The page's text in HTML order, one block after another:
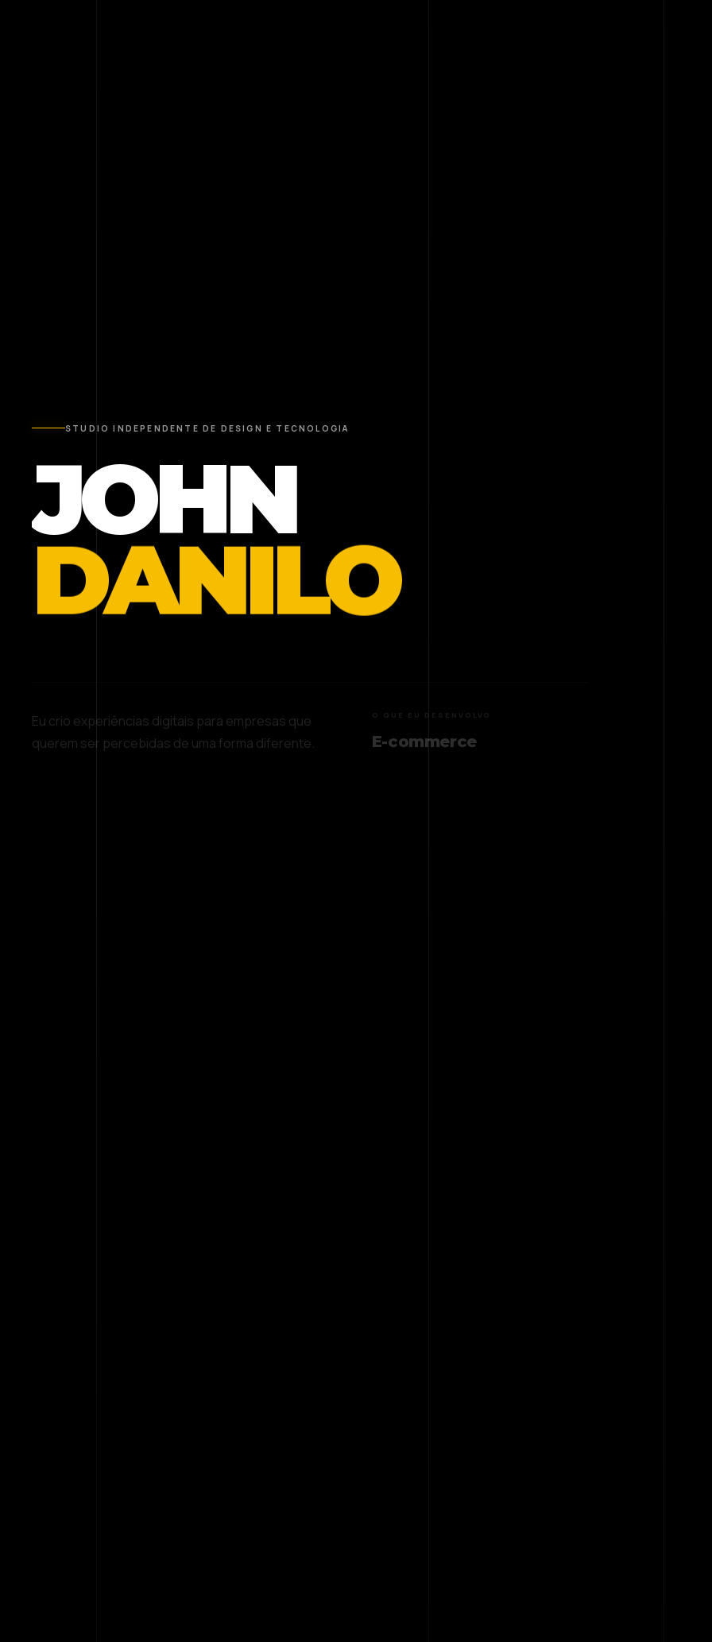
STUDIO INDEPENDENTE DE DESIGN E TECNOLOGIA
JOHN
DANILO
querem ser percebidas de uma forma diferente.
Sistemas